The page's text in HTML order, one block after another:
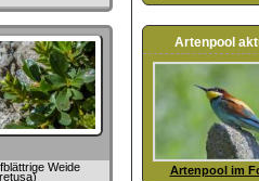
Weide
Artenpool
Artenpool im